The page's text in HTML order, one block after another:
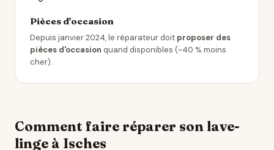
Pièces d'occasion
Depuis janvier 2024, le réparateur doit proposer des
pièces d'occasion quand disponibles (~40 % moins
cher).
Comment faire réparer son lave-
linge à Isches